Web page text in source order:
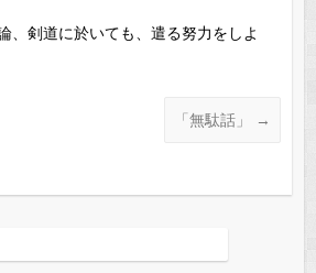
、剣道に於いても、遣る努力をしよ
「無駄話」 →